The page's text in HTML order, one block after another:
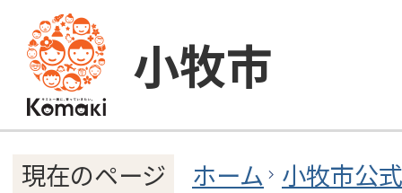
小牧市
現在のページ ホーム 小牧市公